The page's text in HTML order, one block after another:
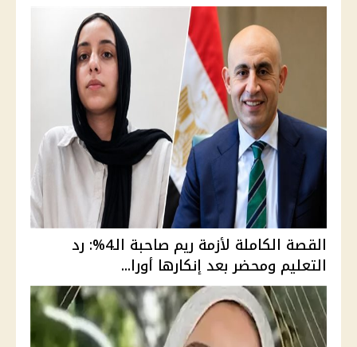
القصة الكاملة لأزمة ريم صاحبة الـ4%: رد
التعليم ومحضر بعد إنكارها أورا...